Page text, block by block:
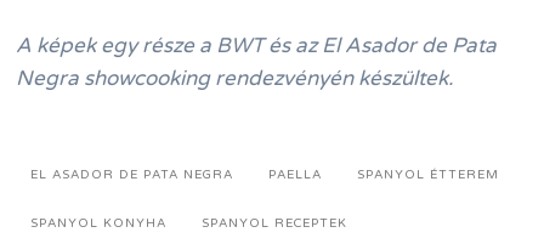
A képek egy része a BWT és az El Asador de Pata
Negra showcooking rendezvényén készültek.
EL ASADOR DE PATA NEGRA PAELLA SPANYOL ÉTTEREM
SPANYOL KONYHA SPANYOL RECEPTEK